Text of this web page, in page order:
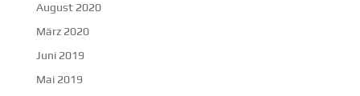
August 2020
März 2020
Juni 2019
Mai 2019